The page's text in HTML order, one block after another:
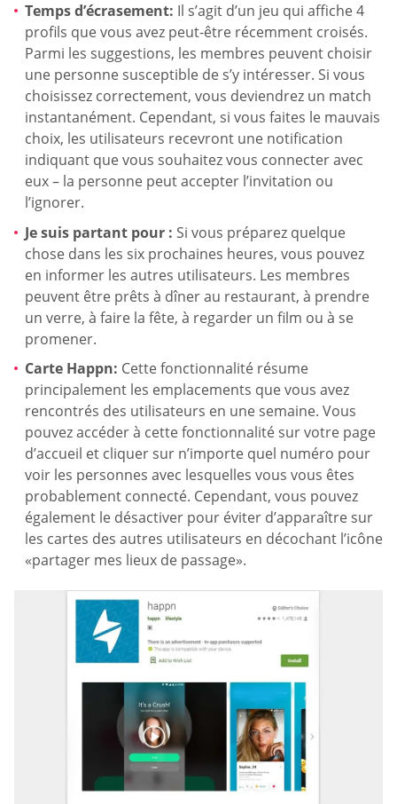
Temps d’écrasement: Il s’agit d’un jeu qui affiche 4
profils que vous avez peut-être récemment croisés.
Parmi les suggestions, les membres peuvent choisir
une personne susceptible de s’y intéresser. Si vous
choisissez correctement, vous deviendrez un match
instantanément. Cependant, si vous faites le mauvais
choix, les utilisateurs recevront une notification
indiquant que vous souhaitez vous connecter avec
eux – la personne peut accepter l’invitation ou
l’ignorer.
Je suis partant pour : Si vous préparez quelque
chose dans les six prochaines heures, vous pouvez
en informer les autres utilisateurs. Les membres
peuvent être prêts à dîner au restaurant, à prendre
un verre, à faire la fête, à regarder un film ou à se
promener.
Carte Happn: Cette fonctionnalité résume
principalement les emplacements que vous avez
rencontrés des utilisateurs en une semaine. Vous
pouvez accéder à cette fonctionnalité sur votre page
d’accueil et cliquer sur n’importe quel numéro pour
voir les personnes avec lesquelles vous vous êtes
probablement connecté. Cependant, vous pouvez
également le désactiver pour éviter d’apparaître sur
les cartes des autres utilisateurs en décochant l’icône
«partager mes lieux de passage».